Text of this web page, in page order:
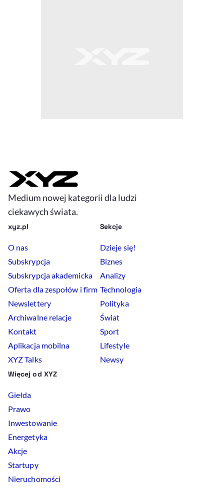
Medium nowej kategorii dla ludzi
ciekawych świata.
xyz.pl
O nas
Subskrypcja
Subskrypcja akademicka
Oferta dla zespołów i firm
Newslettery
Archiwalne relacje
Kontakt
Aplikacja mobilna
XYZ Talks
Sekcje
Dzieje się!
Biznes
Analizy
Technologia
Polityka
Świat
Sport
Lifestyle
Newsy
Więcej od XYZ
Giełda
Prawo
Inwestowanie
Energetyka
Akcje
Startupy
Nieruchomości